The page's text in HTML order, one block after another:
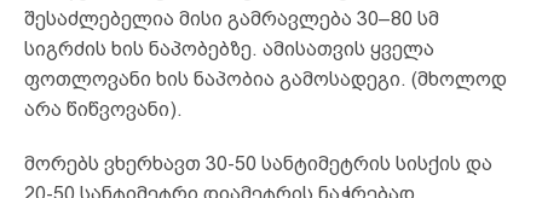
შესაძლებელია მისი გამრავლება 30–80 სმ
სიგრძის ხის ნაპობებზე. ამისათვის ყველა
ფოთლოვანი ხის ნაპობია გამოსადეგი. (მხოლოდ
არა წიწვოვანი).
მორებს ვხერხავთ 30-50 სანტიმეტრის სისქის და
20-50 სანტიმეტრი დიამეტრის ნაჭრებად.